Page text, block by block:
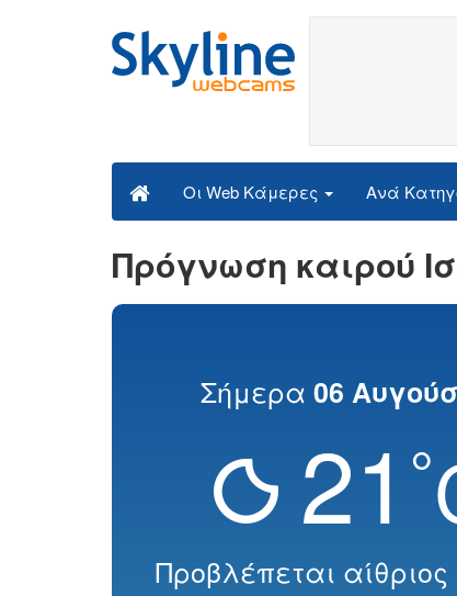
Οι Web Κάμερες Ανά
Πρόγνωση καιρού
Σήμερα 06
21 °
Προβλέπεται αίθριος